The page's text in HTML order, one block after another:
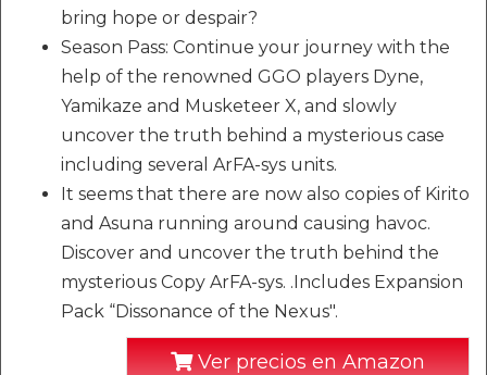
bring hope or despair?
Season Pass: Continue your journey with the
help of the renowned GGO players Dyne,
Yamikaze and Musketeer X, and slowly
uncover the truth behind a mysterious case
including several ArFA-sys units.
It seems that there are now also copies of Kirito
and Asuna running around causing havoc.
Discover and uncover the truth behind the
mysterious Copy ArFA-sys. .Includes Expansion
Pack “Dissonance of the Nexus".
Ver precios en Amazon